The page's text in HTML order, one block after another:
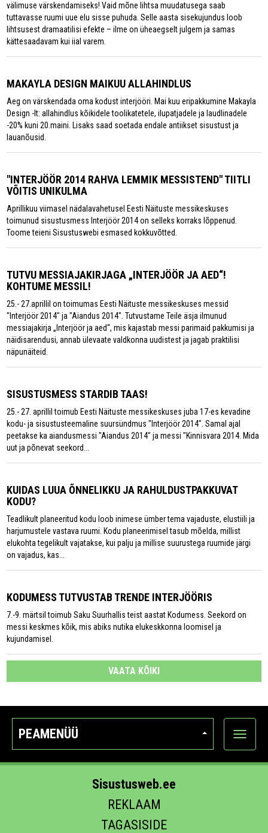
välimuse värskendamiseks! Vaid mõne lihtsa muudatusega saab
tuttavasse ruumi uue elu sisse puhuda. Selle aasta sisekujundus loob
lihtsusest dramaatilisi efekte – ilme on üheaegselt julgem ja samas
kättesaadavam kui iial varem.
MAKAYLA DESIGN MAIKUU ALLAHINDLUS
Aeg on värskendada oma kodust interjööri. Mai kuu eripakkumine Makayla
Design -lt: allahindlus kõikidele toolikatetele, ilupatjadele ja laudlinadele
-20% kuni 20.maini. Lisaks saad soetada endale antiikset sisustust ja
lauanõusid.
"INTERJÖÖR 2014 RAHVA LEMMIK MESSISTEND" TIITLI
VÕITIS UNIKULMA
Aprillikuu viimasel nädalavahetusel Eesti Näituste messikeskuses
toimunud sisustusmess Interjöör 2014 on selleks korraks lõppenud.
Toome teieni Sisustuswebi esmased kokkuvõtted.
TUTVU MESSIAJAKIRJAGA „INTERJÖÖR JA AED“!
KOHTUME MESSIL!
25.- 27.aprillil on toimumas Eesti Näituste messikeskuses messid
"Interjöör 2014" ja "Aiandus 2014". Tutvustame Teile äsja ilmunud
messiajakirja „Interjöör ja aed“, mis kajastab messi parimaid pakkumisi ja
näidisarendusi, annab ülevaate valdkonna uudistest ja jagab praktilisi
näpunäiteid.
SISUSTUSMESS STARDIB TAAS!
25.- 27. aprillil toimub Eesti Näituste messikeskuses juba 17-es kevadine
kodu- ja sisustusteemaline suursündmus "Interjöör 2014". Samal ajal
peetakse ka aiandusmessi "Aiandus 2014" ja messi "Kinnisvara 2014. Mida
uut ja põnevat seekord...
KUIDAS LUUA ÕNNELIKKU JA RAHULDUSTPAKKUVAT
KODU?
Teadlikult planeeritud kodu loob inimese ümber tema vajaduste, elustiili ja
harjumustele vastava ruumi. Kodu planeerimisel tasub mõelda, millist
elukohta tegelikult vajatakse, kui palju ja millise suurustega ruumide järgi
on vajadus, kas...
KODUMESS TUTVUSTAB TRENDE INTERJÖÖRIS
7.-9. märtsil toimub Saku Suurhallis teist aastat Kodumess. Seekord on
messi keskmes kõik, mis abiks nutika elukeskkonna loomisel ja
kujundamisel.
VAATA KÕIKI
PEAMENÜÜ
Ava
Sisustusweb.ee
REKLAAM
TAGASISIDE